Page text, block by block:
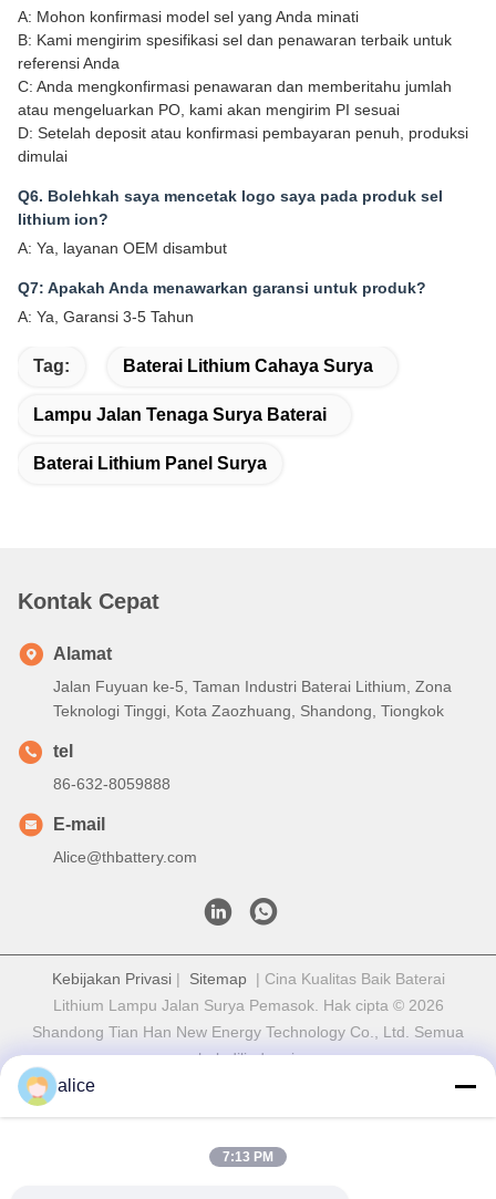
A: Mohon konfirmasi model sel yang Anda minati
B: Kami mengirim spesifikasi sel dan penawaran terbaik untuk
referensi Anda
C: Anda mengkonfirmasi penawaran dan memberitahu jumlah
atau mengeluarkan PO, kami akan mengirim PI sesuai
D: Setelah deposit atau konfirmasi pembayaran penuh, produksi
dimulai
Q6. Bolehkah saya mencetak logo saya pada produk sel
lithium ion?
A: Ya, layanan OEM disambut
Q7: Apakah Anda menawarkan garansi untuk produk?
A: Ya, Garansi 3-5 Tahun
Tag: Baterai Lithium Cahaya Surya
Lampu Jalan Tenaga Surya Baterai
Baterai Lithium Panel Surya
Kontak Cepat
Alamat
Jalan Fuyuan ke-5, Taman Industri Baterai Lithium, Zona
Teknologi Tinggi, Kota Zaozhuang, Shandong, Tiongkok
tel
86-632-8059888
E-mail
Alice@thbattery.com
Kebijakan Privasi| Sitemap| Cina Kualitas Baik Baterai
Lithium Lampu Jalan Surya Pemasok. Hak cipta © 2026
Shandong Tian Han New Energy Technology Co., Ltd. Semua
hak dilindungi.
alice
7:13 PM